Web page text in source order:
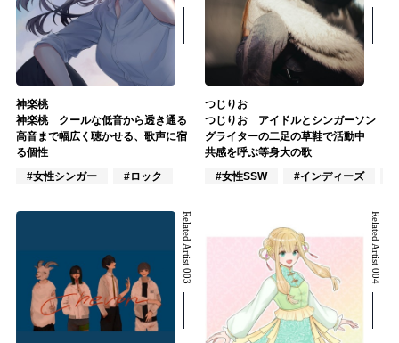
神楽桃
神楽桃 クールな低音から透き通る
高音まで幅広く聴かせる、歌声に宿
る個性
#女性シンガー
#ロック
つじりお
つじりお アイドルとシンガーソン
グライターの二足の草鞋で活動中
共感を呼ぶ等身大の歌
#女性SSW
#インディーズ
Related Artist 003 Related Artist 004